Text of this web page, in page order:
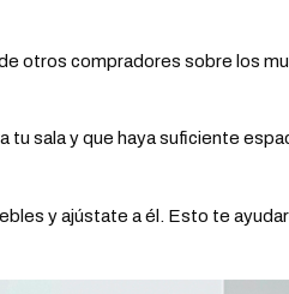
otros compradores sobre los
sala y que haya suficiente
y ajústate a él. Esto te